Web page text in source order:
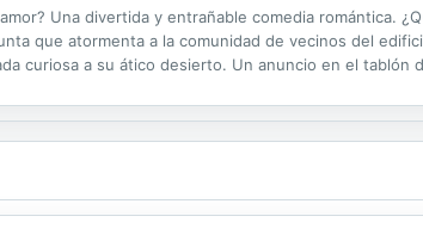
Una divertida y entrañable comedia romántica.
que atormenta a la comunidad de vecinos del
curiosa a su ático desierto. Un anuncio en el